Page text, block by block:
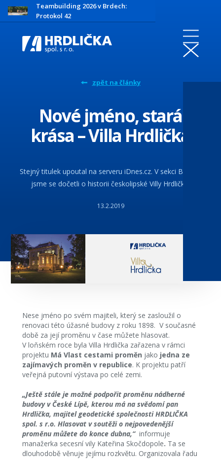
Teambuilding 2026 v Brdech:
Protokol 42
zpět na články
Nové jméno, stará
krása – Villa Hrdlička
Stejný titulek upoutal na serveru iDnes.cz. V sekci Bydlení
jsme se dočetli o historii českolipské Villy Hrdlička.
13.2.2019
Nese jméno po svém majiteli, který se zasloužil o
renovaci této úžasné budovy z roku 1898. V současné
době za její proměnu v čase můžete hlasovat.
V loňském roce byla Villa Hrdlička zařazena v rámci
projektu Má Vlast cestami proměn jako jedna ze
zajímavých proměn v republice. K projektu patří
veřejná putovní výstava po celé zemi.
„Ještě stále je možné podpořit proměnu nádherné
budovy v České Lípě, kterou má na svědomí pan
Hrdlička, majitel geodetické společnosti HRDLIČKA
spol. s r.o. Hlasovat v soutěži o nejpovedenější
proměnu můžete do konce dubna,“informuje
manažerka secesní vily Kateřina Skočdopole. Ta se
dlouhodobě věnuje jejímu rozkvětu. Organizovala řadu